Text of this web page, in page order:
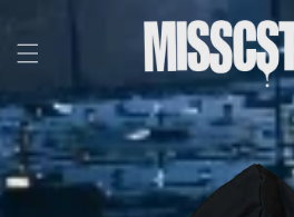
SKIP TO
PRODUCT
INFORMATION